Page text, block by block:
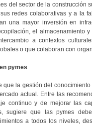
del sector de la construcción
redes colaborativas y a la
una mayor inversión en
el almacenamiento
a contextos
o que colaboran con
pymes
la gestión del
actual. Entre las
continuo y de mejorar las
sugiere que las pymes
a todos los niveles,